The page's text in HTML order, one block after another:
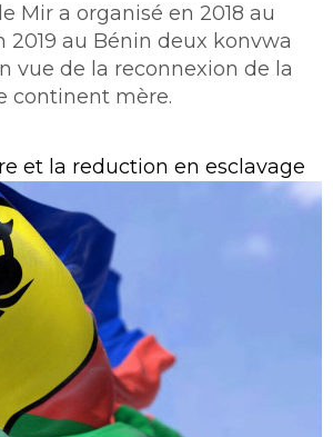
Mir a organisé en 2018 au
2019 au Bénin deux konvwa
vue de la reconnexion de la
continent mère.
et la reduction en esclavage